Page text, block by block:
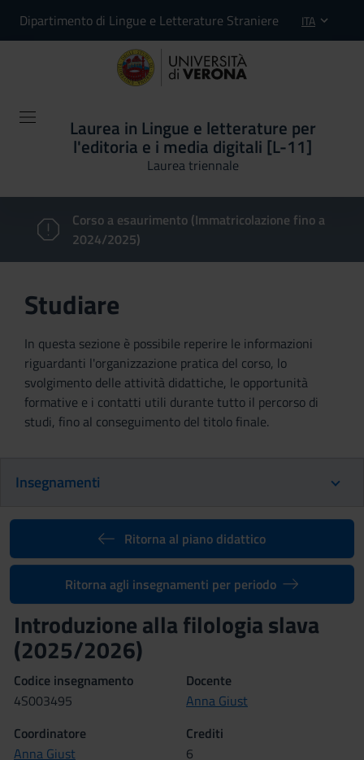
Dipartimento di Lingue e Letterature Straniere ITA
Laurea in Lingue e letterature per
l'editoria e i media digitali [L-11]
Laurea triennale
Corso a esaurimento (Immatricolazione fino a
2024/2025)
Studiare
In questa sezione è possibile reperire le informazioni
riguardanti l'organizzazione pratica del corso, lo
svolgimento delle attività didattiche, le opportunità
formative e i contatti utili durante tutto il percorso di
studi, fino al conseguimento del titolo finale.
Insegnamenti
Ritorna al piano didattico
Ritorna agli insegnamenti per periodo
Introduzione alla filologia slava
(2025/2026)
Codice insegnamento
4S003495
Docente
Anna Giust
Coordinatore
Anna Giust
Crediti
6